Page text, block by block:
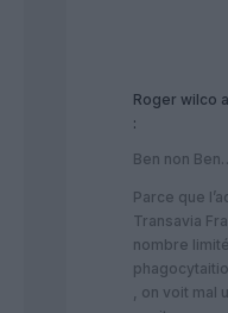
Roger wilco
:
Ben non Ben…
Parce que
Transavia
nombre
, on voit